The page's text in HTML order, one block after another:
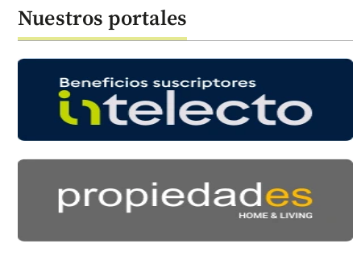
Nuestros portales